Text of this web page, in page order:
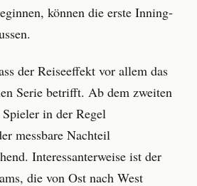
können die erste Inning-
der Reiseeffekt vor allem das
Serie betrifft. Ab dem zweiten
in der Regel
messbare Nachteil
Interessanterweise ist der
die von Ost nach West